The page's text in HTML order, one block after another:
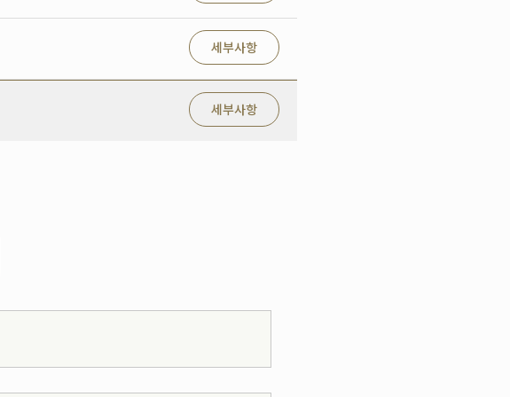
세부사항
세부사항